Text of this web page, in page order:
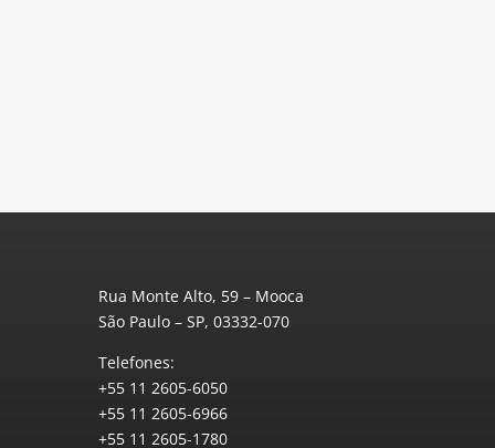
Rua Monte Alto, 59 – Mooca
São Paulo – SP, 03332-070
Telefones:
+55 11 2605-6050
+55 11 2605-6966
+55 11 2605-1780